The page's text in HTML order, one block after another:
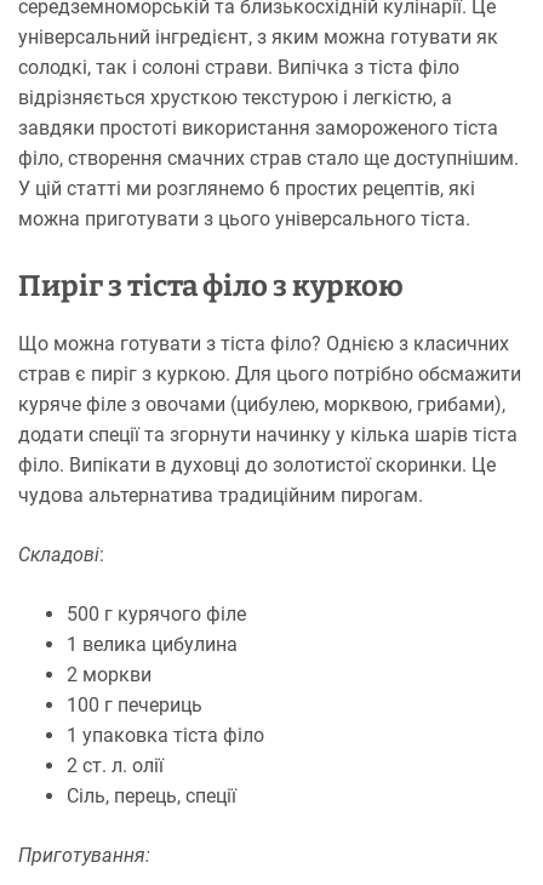
середземноморській та близькосхідній кулінарії. Це
універсальний інгредієнт, з яким можна готувати як
солодкі, так і солоні страви. Випічка з тіста філо
відрізняється хрусткою текстурою і легкістю, а
завдяки простоті використання замороженого тіста
філо, створення смачних страв стало ще доступнішим.
У цій статті ми розглянемо 6 простих рецептів, які
можна приготувати з цього універсального тіста.
Пиріг з тіста філо з куркою
Що можна готувати з тіста філо? Однією з класичних
страв є пиріг з куркою. Для цього потрібно обсмажити
куряче філе з овочами (цибулею, морквою, грибами),
додати спеції та згорнути начинку у кілька шарів тіста
філо. Випікати в духовці до золотистої скоринки. Це
чудова альтернатива традиційним пирогам.
Складові:
500 г курячого філе
1 велика цибулина
2 моркви
100 г печериць
1 упаковка тіста філо
2 ст. л. олії
Сіль, перець, спеції
Приготування: